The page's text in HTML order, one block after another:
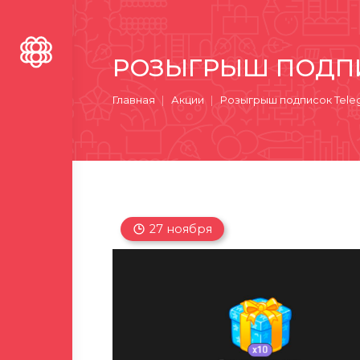
РОЗЫГРЫШ
Главная Акции Розыгрыш подписок
27 ноября